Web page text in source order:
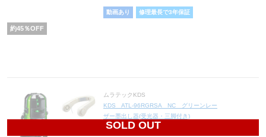
動画あり 修理最長で3年保証
約45％OFF
SOLD OUT
ムラテックKDS
KDS ATL-96RGRSA NC グリーンレー
ザー墨出し器(受光器・三脚付き)
91,300